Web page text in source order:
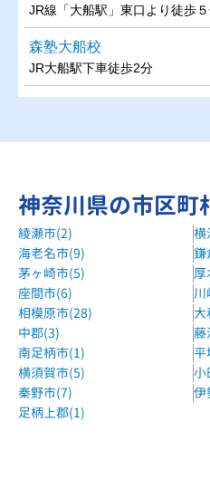
JR線「大船駅」東口より徒歩
森塾大船校
JR大船駅下車徒歩2分
神奈川県の市区町
綾瀬市(2)
横
海老名市(9)
鎌
茅ヶ崎市(5)
厚
座間市(6)
川
相模原市(28)
大
中郡(3)
藤
南足柄市(1)
平
横須賀市(5)
小
秦野市(7)
伊
足柄上郡(1)